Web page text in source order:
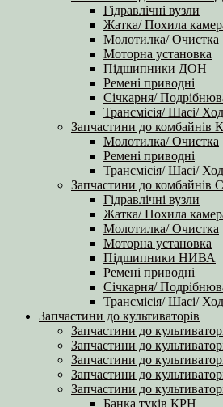
Гідравлічні вузли
Жатка/ Похила
Молотилка/ Очистка
Моторна установка
Підшипники ДОН
Ремені приводні
Січкарня/
Трансмісія/ Шасі/
Запчастини до комбайнів
Молотилка/ Очистка
Ремені приводні
Трансмісія/ Шасі/
Запчастини до
Гідравлічні вузли
Жатка/ Похила
Молотилка/ Очистка
Моторна установка
Підшипники НИВА
Ремені приводні
Січкарня/
Трансмісія/ Шасі/
Запчастини до культиваторів
Запчастини до
Запчастини до
Запчастини до
Запчастини до
Запчастини до
Банка туків КРН